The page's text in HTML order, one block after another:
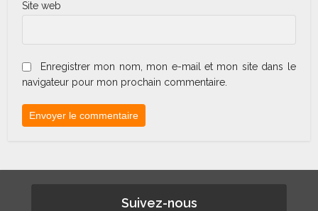
Site web
Enregistrer mon nom, mon e-mail et mon site dans le
navigateur pour mon prochain commentaire.
Suivez-nous